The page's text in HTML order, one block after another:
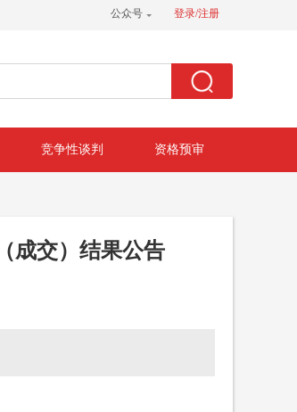
公众号 登录/注册
竞争性谈判 资格预审
成交）结果公告